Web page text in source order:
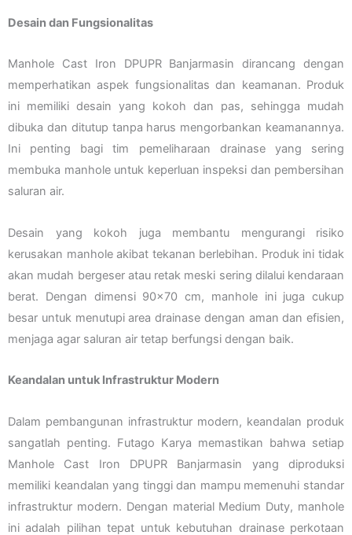
Desain dan Fungsionalitas
Manhole Cast Iron DPUPR Banjarmasin dirancang dengan
memperhatikan aspek fungsionalitas dan keamanan. Produk
ini memiliki desain yang kokoh dan pas, sehingga mudah
dibuka dan ditutup tanpa harus mengorbankan keamanannya.
Ini penting bagi tim pemeliharaan drainase yang sering
membuka manhole untuk keperluan inspeksi dan pembersihan
saluran air.
Desain yang kokoh juga membantu mengurangi risiko
kerusakan manhole akibat tekanan berlebihan. Produk ini tidak
akan mudah bergeser atau retak meski sering dilalui kendaraan
berat. Dengan dimensi 90×70 cm, manhole ini juga cukup
besar untuk menutupi area drainase dengan aman dan efisien,
menjaga agar saluran air tetap berfungsi dengan baik.
Keandalan untuk Infrastruktur Modern
Dalam pembangunan infrastruktur modern, keandalan produk
sangatlah penting. Futago Karya memastikan bahwa setiap
Manhole Cast Iron DPUPR Banjarmasin yang diproduksi
memiliki keandalan yang tinggi dan mampu memenuhi standar
infrastruktur modern. Dengan material Medium Duty, manhole
ini adalah pilihan tepat untuk kebutuhan drainase perkotaan